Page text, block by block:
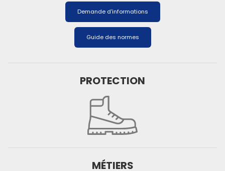
Demande d'informations
Guide des normes
PROTECTION
MÉTIERS